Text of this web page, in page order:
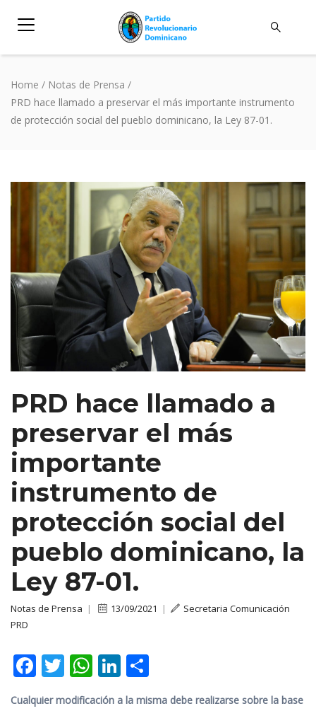
Home / Notas de Prensa /
PRD hace llamado a preservar el más importante instrumento
de protección social del pueblo dominicano, la Ley 87-01.
PRD hace llamado a
preservar el más
importante
instrumento de
protección social del
pueblo dominicano, la
Ley 87-01.
Notas de Prensa | 13/09/2021 |
Secretaria Comunicación
PRD
F
ac
T
w
W
h
Li
n
Cualquier modificación a la misma debe realizarse sobre la base